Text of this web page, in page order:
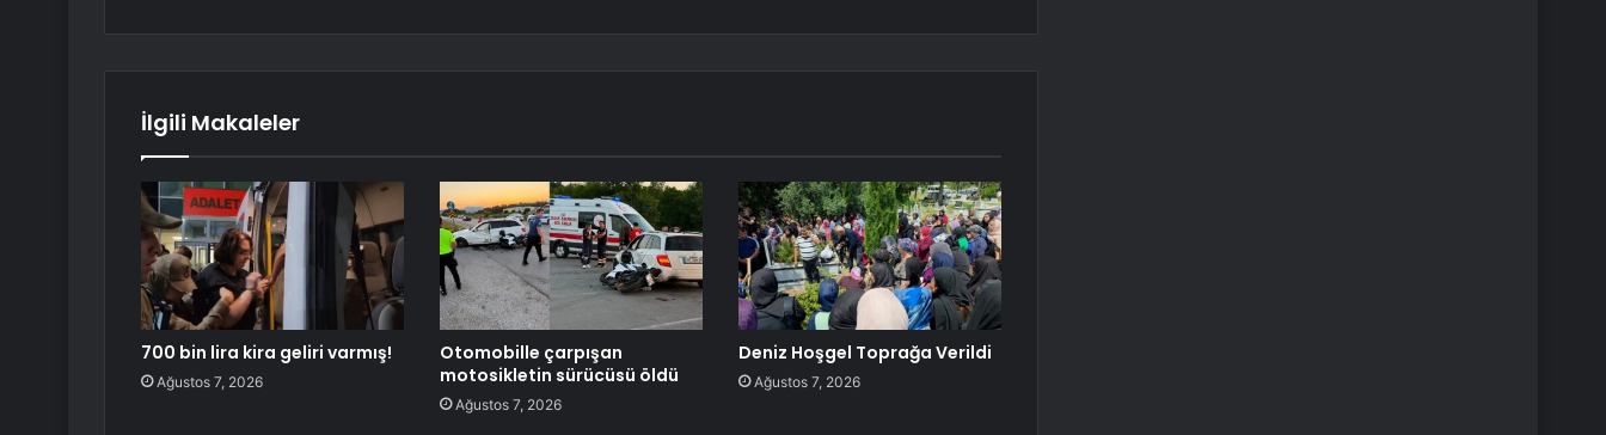
İlgili Makaleler
700 bin lira kira geliri varmış!
Ağustos 7, 2026
Otomobille çarpışan
motosikletin sürücüsü öldü
Ağustos 7, 2026
Deniz Hoşgel Toprağa Verildi
Ağustos 7, 2026